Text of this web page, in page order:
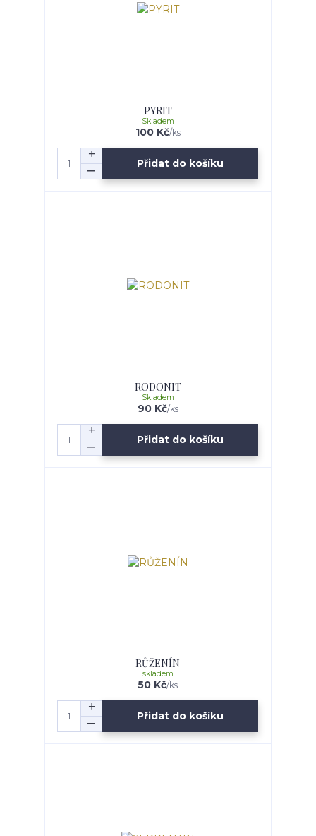
PYRIT
100 Kč/ks
Skladem
Přidat do košíku
RODONIT
90 Kč/ks
Skladem
Přidat do košíku
RŮŽENÍN
50 Kč/ks
skladem
Přidat do košíku